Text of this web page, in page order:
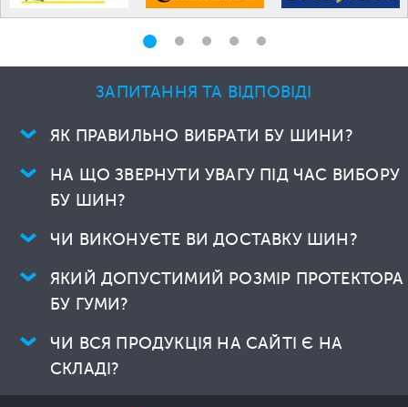
ЗАПИТАННЯ ТА ВІДПОВІДІ
ЯК ПРАВИЛЬНО ВИБРАТИ БУ ШИНИ?
НА ЩО ЗВЕРНУТИ УВАГУ ПІД ЧАС ВИБОРУ
БУ ШИН?
ЧИ ВИКОНУЄТЕ ВИ ДОСТАВКУ ШИН?
ЯКИЙ ДОПУСТИМИЙ РОЗМІР ПРОТЕКТОРА
БУ ГУМИ?
ЧИ ВСЯ ПРОДУКЦІЯ НА САЙТІ Є НА
СКЛАДІ?